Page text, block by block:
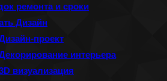
ремонта и сроки
Дизайн
проект
интерьера
визуализация